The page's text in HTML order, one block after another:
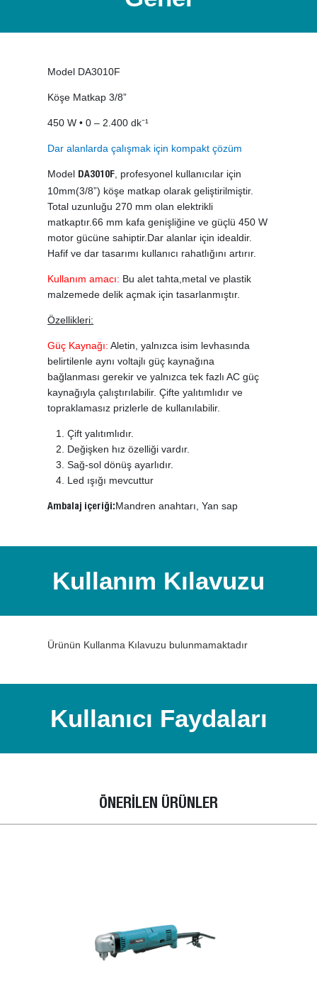
Model DA3010F
Köşe Matkap 3/8”
450 W • 0 – 2.400 dk⁻¹
Dar alanlarda çalışmak için kompakt çözüm
Model DA3010F, profesyonel kullanıcılar için
10mm(3/8”) köşe matkap olarak geliştirilmiştir.
Total uzunluğu 270 mm olan elektrikli
matkaptır.66 mm kafa genişliğine ve güçlü 450 W
motor gücüne sahiptir.Dar alanlar için idealdir.
Hafif ve dar tasarımı kullanıcı rahatlığını artırır.
Kullanım amacı: Bu alet tahta,metal ve plastik
malzemede delik açmak için tasarlanmıştır.
Özellikleri:
Güç Kaynağı:Aletin, yalnızca isim levhasında
belirtilenle aynı voltajlı güç kaynağına
bağlanması gerekir ve yalnızca tek fazlı AC güç
kaynağıyla çalıştırılabilir. Çifte yalıtımlıdır ve
topraklamasız prizlerle de kullanılabilir.
Çift yalıtımlıdır.
Değişken hız özelliği vardır.
Sağ-sol dönüş ayarlıdır.
Led ışığı mevcuttur
Ambalaj içeriği:Mandren anahtarı, Yan sap
Kullanım Kılavuzu
Ürünün Kullanma Kılavuzu bulunmamaktadır
Kullanıcı Faydaları
ÖNERİLEN ÜRÜNLER